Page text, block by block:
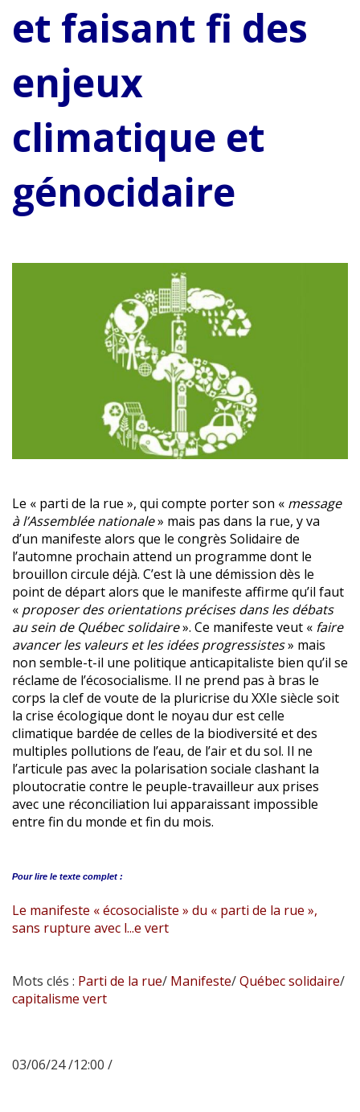
et faisant fi des
enjeux
climatique et
génocidaire
Le « parti de la rue », qui compte porter son « message
à l’Assemblée nationale» mais pas dans la rue, y va
d’un manifeste alors que le congrès Solidaire de
l’automne prochain attend un programme dont le
brouillon circule déjà. C’est là une démission dès le
point de départ alors que le manifeste affirme qu’il faut
« proposer des orientations précises dans les débats
au sein de Québec solidaire». Ce manifeste veut « faire
avancer les valeurs et les idées progressistes» mais
non semble-t-il une politique anticapitaliste bien qu’il se
réclame de l’écosocialisme. Il ne prend pas à bras le
corps la clef de voute de la pluricrise du XXIe siècle soit
la crise écologique dont le noyau dur est celle
climatique bardée de celles de la biodiversité et des
multiples pollutions de l’eau, de l’air et du sol. Il ne
l’articule pas avec la polarisation sociale clashant la
ploutocratie contre le peuple-travailleur aux prises
avec une réconciliation lui apparaissant impossible
entre fin du monde et fin du mois.
Pour lire le texte complet :
Le manifeste « écosocialiste » du « parti de la rue »,
sans rupture avec l...e vert
Mots clés : Parti de la rue/ Manifeste/Québec solidaire/
capitalisme vert
03/06/24 /12:00 /